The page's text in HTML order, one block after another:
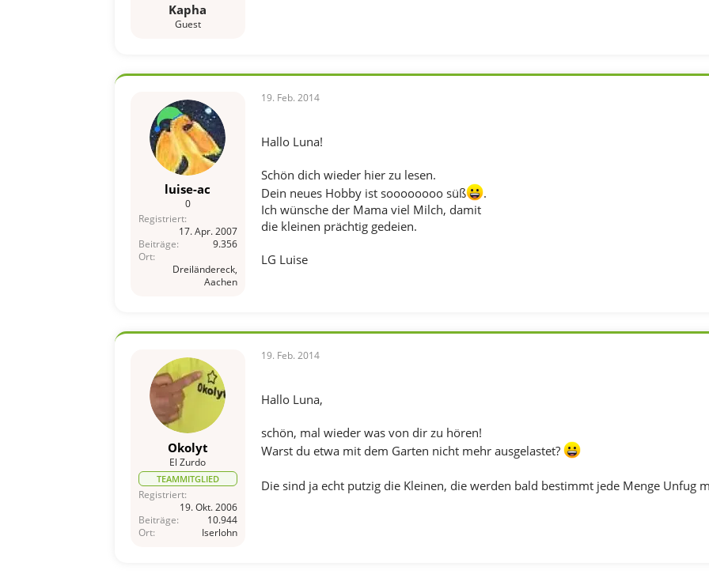
Kapha
Guest
luise-ac
0
Registriert
17. Apr. 2007
Beiträge
9.356
Ort
Dreiländereck,
Aachen
19. Feb. 2014
Hallo Luna!
Schön dich wieder hier zu lesen.
Dein neues Hobby ist soooooooo süß
.
Ich wünsche der Mama viel Milch, damit
die kleinen prächtig gedeien.
LG Luise
Okolyt
El Zurdo
TEAMMITGLIED
Registriert
19. Okt. 2006
Beiträge
10.944
Ort
Iserlohn
19. Feb. 2014
Hallo Luna,
schön, mal wieder was von dir zu hören!
Warst du etwa mit dem Garten nicht mehr ausgelastet?
Die sind ja echt putzig die Kleinen, die werden bald bestimmt jede Menge Unfug